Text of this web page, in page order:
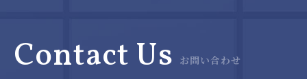
Contact Us お問い合わせ